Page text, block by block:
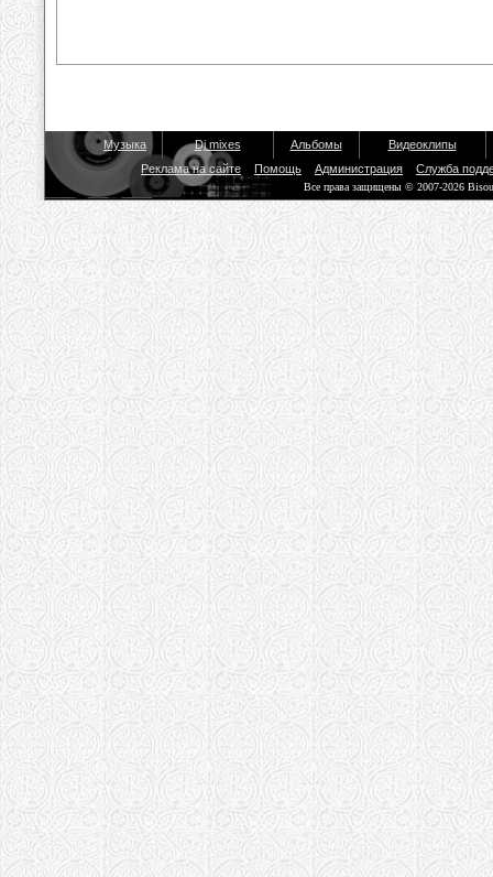
Музыка Dj mixes Альбомы
Видеоклипы
Реклама на сайте
Помощь Администрация Служба
Все права защищены © 2007-2026